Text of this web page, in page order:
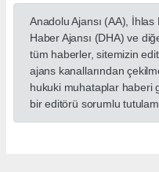
Anadolu Ajansı (AA),
Haber Ajansı (DHA) ve
tüm haberler, sitemizin
ajans kanallarından
hukuki muhataplar haberi
bir editörü sorumlu